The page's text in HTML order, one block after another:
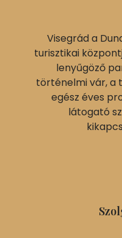
Visegrád a
turisztikai
lenyűgöző
történelmi vár, a
egész éves
látogató